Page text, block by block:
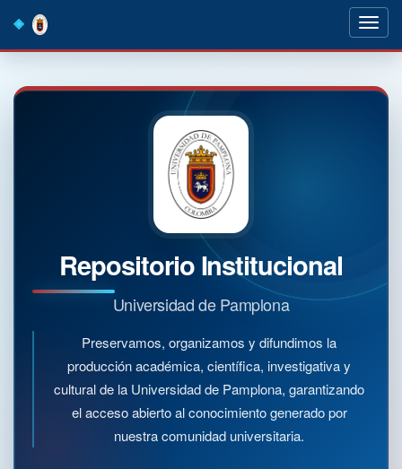
navigation
Repositorio Institucional
Universidad de Pamplona
Preservamos, organizamos y difundimos la
producción académica, científica, investigativa y
cultural de la Universidad de Pamplona, garantizando
el acceso abierto al conocimiento generado por
nuestra comunidad universitaria.